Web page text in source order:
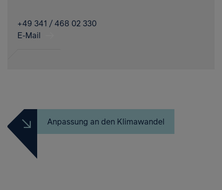
+49 341 / 468 02 330
E-Mail
Anpassung an den Klimawandel